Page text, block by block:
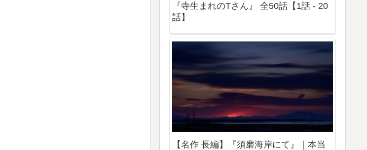
『寺生まれのTさん』 全50話【1話 - 20
話】
【名作 長編】『須磨海岸にて』｜本当